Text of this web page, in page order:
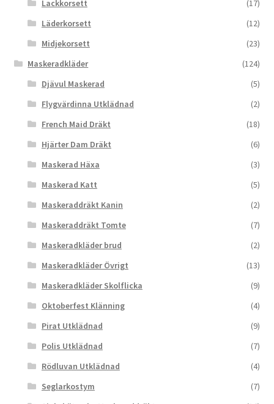
Lackkorsett
(17)
Läderkorsett
(12)
Midjekorsett
(23)
Maskeradkläder
(124)
Djävul Maskerad
(5)
Flygvärdinna Utklädnad
(2)
French Maid Dräkt
(18)
Hjärter Dam Dräkt
(6)
Maskerad Häxa
(3)
Maskerad Katt
(5)
Maskeraddräkt Kanin
(2)
Maskeraddräkt Tomte
(7)
Maskeradkläder brud
(2)
Maskeradkläder Övrigt
(13)
Maskeradkläder Skolflicka
(9)
Oktoberfest Klänning
(4)
Pirat Utklädnad
(9)
Polis Utklädnad
(7)
Rödluvan Utklädnad
(4)
Seglarkostym
(7)